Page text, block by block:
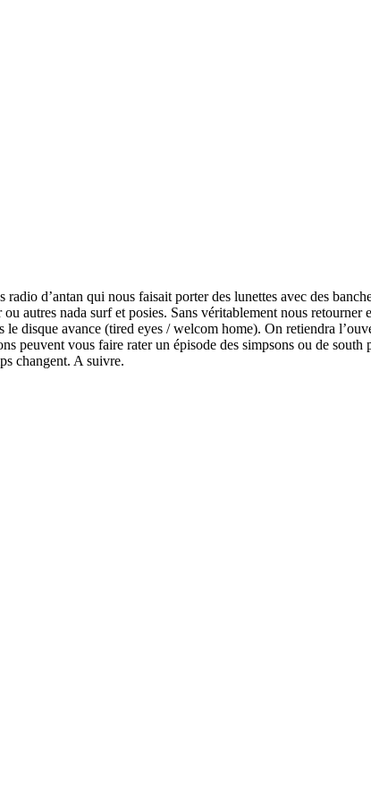
radio d’antan qui nous faisait porter des lunettes avec des
autres nada surf et posies. Sans véritablement nous
disque avance (tired eyes / welcom home). On retiendra
peuvent vous faire rater un épisode des simpsons ou de
changent. A suivre.